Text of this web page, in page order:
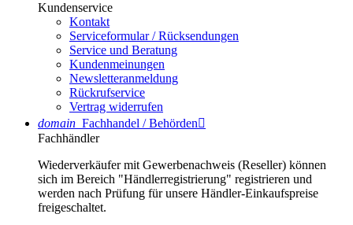
Kundenservice
Kontakt
Serviceformular / Rücksendungen
Service und Beratung
Kundenmeinungen
Newsletteranmeldung
Rückrufservice
Vertrag widerrufen
domain Fachhandel / Behörden
Fachhändler
Wiederverkäufer mit Gewerbenachweis (Reseller) können
sich im Bereich "Händlerregistrierung" registrieren und
werden nach Prüfung für unsere Händler-Einkaufspreise
freigeschaltet.